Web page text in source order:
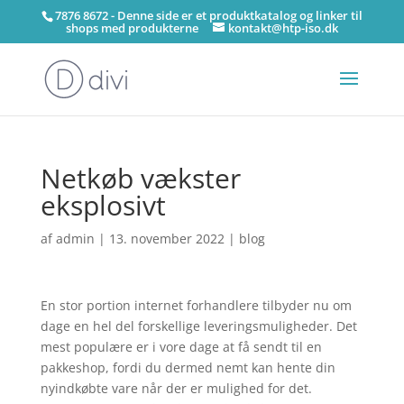
7876 8672 - Denne side er et produktkatalog og linker til
shops med produkterne kontakt@htp-iso.dk
Netkøb vækster
eksplosivt
afadmin | 13. november 2022| blog
En stor portion internet forhandlere tilbyder nu om
dage en hel del forskellige leveringsmuligheder. Det
mest populære er i vore dage at få sendt til en
pakkeshop, fordi du dermed nemt kan hente din
nyindkøbte vare når der er mulighed for det.